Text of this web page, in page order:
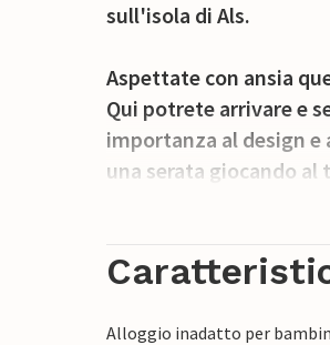
sull'isola di Als.
Aspettate con ansia
Qui potrete arrivare e
importanza al design
una serata giocando
mettervi comodi sui
privata della casa,
vostre escursioni e
Alloggio inadatto per